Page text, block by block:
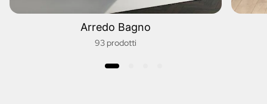
Arredo Bagno
93 prodotti